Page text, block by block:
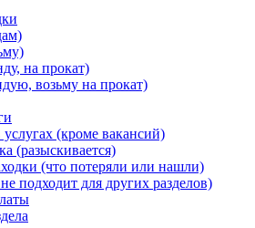
на прокат)
возьму на прокат)
(кроме вакансий)
(разыскивается)
(что потеряли или нашли)
подходит для других разделов)